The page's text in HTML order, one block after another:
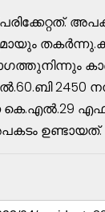
2450
കെ.എല്‍.29
ഉണ്ടായത്‌.